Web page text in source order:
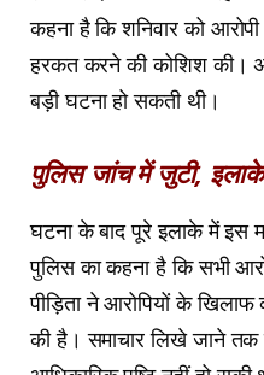
कहना है कि शनिवार को
हरकत करने की कोशिश की।
बड़ी घटना हो सकती थी।
पुलिस जांच में जुटी,
घटना के बाद पूरे इलाके में इस
पुलिस का कहना है कि सभी
पीड़िता ने आरोपियों के खिलाफ
की है। समाचार लिखे जाने तक